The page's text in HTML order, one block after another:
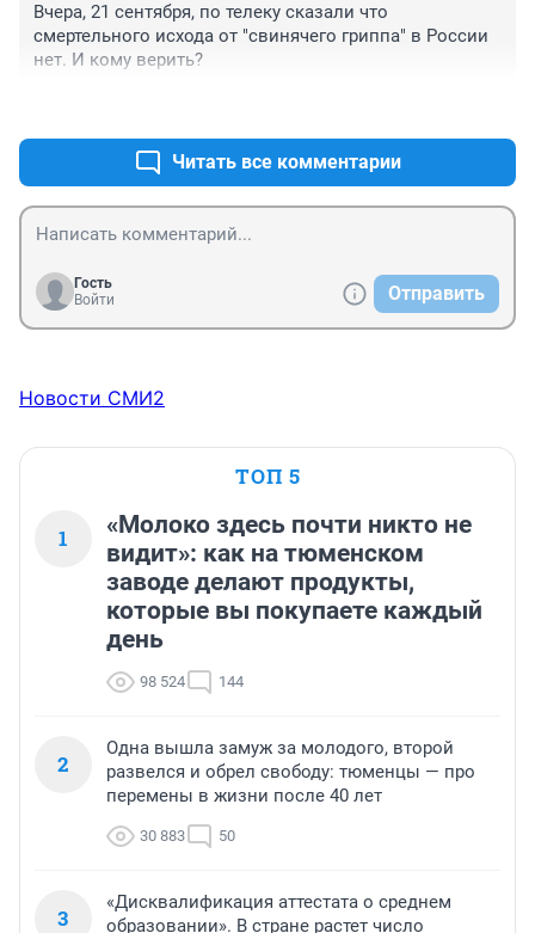
Вчера, 21 сентября, по телеку сказали что
смертельного исхода от "свинячего гриппа" в России
нет. И кому верить?
Читать все комментарии
Гость
Войти
Отправить
Новости СМИ2
ТОП 5
1
«Молоко здесь почти никто не
видит»: как на тюменском
заводе делают продукты,
которые вы покупаете каждый
день
98 524 144
2
Одна вышла замуж за молодого, второй
развелся и обрел свободу: тюменцы — про
перемены в жизни после 40 лет
30 883 50
3
«Дисквалификация аттестата о среднем
образовании». В стране растет число